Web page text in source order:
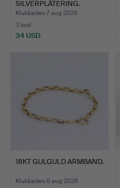
SILVERPLÄTERING.
Klubbades 7 aug 2026
3 bud
34 USD
18KT GULGULD ARMBAND.
Klubbades 6 aug 2026